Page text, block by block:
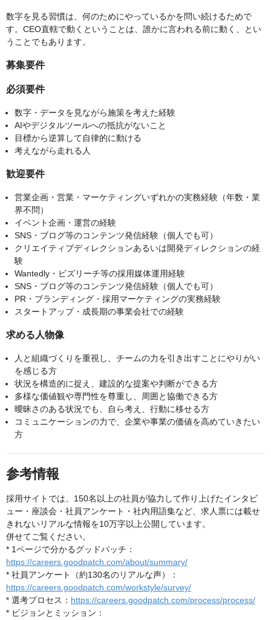
数字を見る習慣は、何のためにやっているかを問い続けるためで
す。CEO直轄で動くということは、誰かに言われる前に動く、とい
うことでもあります。
募集要件
必須要件
数字・データを見ながら施策を考えた経験
AIやデジタルツールへの抵抗がないこと
目標から逆算して自律的に動ける
考えながら走れる人
歓迎要件
営業企画・営業・マーケティングいずれかの実務経験（年数・業
界不問）
イベント企画・運営の経験
SNS・ブログ等のコンテンツ発信経験（個人でも可）
クリエイティブディレクションあるいは開発ディレクションの経
験
Wantedly・ビズリーチ等の採用媒体運用経験
SNS・ブログ等のコンテンツ発信経験（個人でも可）
PR・ブランディング・採用マーケティングの実務経験
スタートアップ・成長期の事業会社での経験
求める人物像
人と組織づくりを重視し、チームの力を引き出すことにやりがい
を感じる方
状況を構造的に捉え、建設的な提案や判断ができる方
多様な価値観や専門性を尊重し、周囲と協働できる方
曖昧さのある状況でも、自ら考え、行動に移せる方
コミュニケーションの力で、企業や事業の価値を高めていきたい
方
参考情報
採用サイトでは、150名以上の社員が協力して作り上げたインタビ
ュー・座談会・社員アンケート・社内用語集など、求人票には載せ
きれないリアルな情報を10万字以上公開しています。
併せてご覧ください。
* 1ページで分かるグッドパッチ：
https://careers.goodpatch.com/about/summary/
* 社員アンケート（約130名のリアルな声）：
https://careers.goodpatch.com/workstyle/survey/
* 選考プロセス： https://careers.goodpatch.com/process/process/
* ビジョンとミッション：